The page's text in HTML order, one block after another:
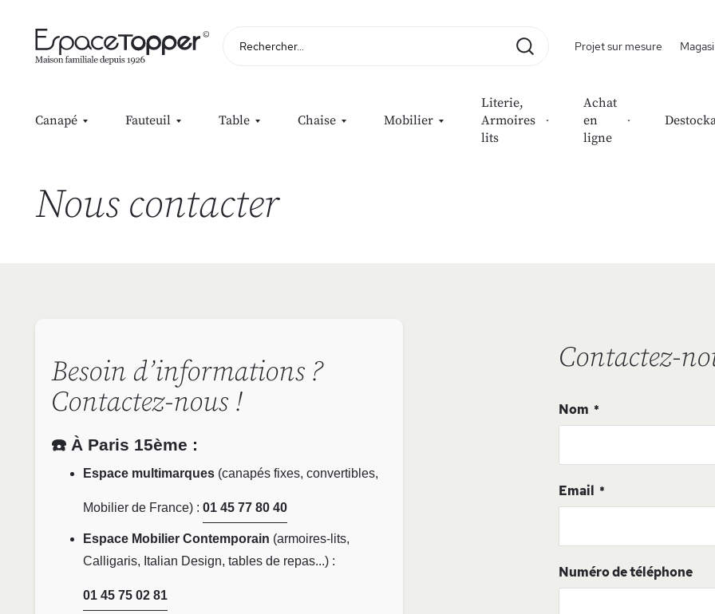
Projet sur mesure
Canapé Fauteuil Table Chaise Mobilier
Literie,
Armoires
lits
Achat
en
ligne
Nous contacter
Besoin d’informations ?
Contactez-nous !
☎️ À Paris 15ème :
Espace multimarques (canapés fixes, convertibles,
Mobilier de France) : 01 45 77 80 40
Espace Mobilier Contemporain (armoires-lits,
Calligaris, Italian Design, tables de repas...) :
01 45 75 02 81
Contactez-
Nom
Email
Numéro de téléphone